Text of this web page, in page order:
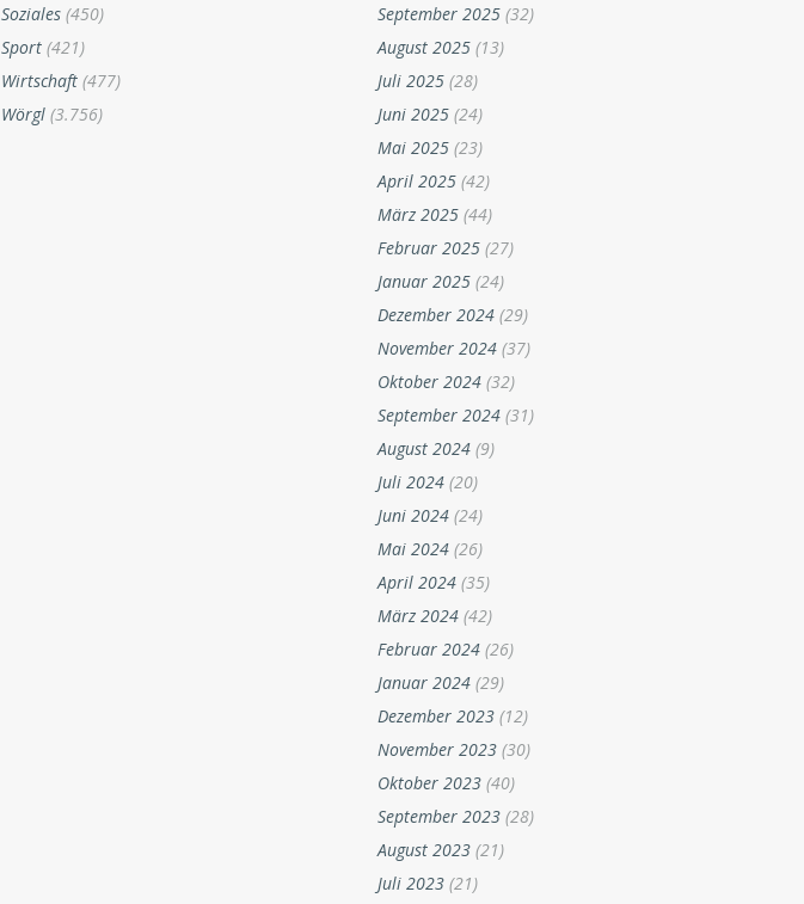
Soziales (450)
Sport (421)
Wirtschaft (477)
Wörgl (3.756)
September 2025 (32)
August 2025 (13)
Juli 2025 (28)
Juni 2025 (24)
Mai 2025 (23)
April 2025 (42)
März 2025 (44)
Februar 2025 (27)
Januar 2025 (24)
Dezember 2024 (29)
November 2024 (37)
Oktober 2024 (32)
September 2024 (31)
August 2024 (9)
Juli 2024 (20)
Juni 2024 (24)
Mai 2024 (26)
April 2024 (35)
März 2024 (42)
Februar 2024 (26)
Januar 2024 (29)
Dezember 2023 (12)
November 2023 (30)
Oktober 2023 (40)
September 2023 (28)
August 2023 (21)
Juli 2023 (21)